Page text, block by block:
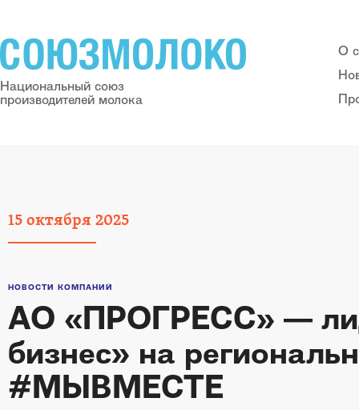
Национальный союз
производителей молока
О
15октября 2025
НОВОСТИ КОМПАНИЙ
АО «ПРОГРЕСС» —
бизнес» на
#МЫВМЕСТЕ